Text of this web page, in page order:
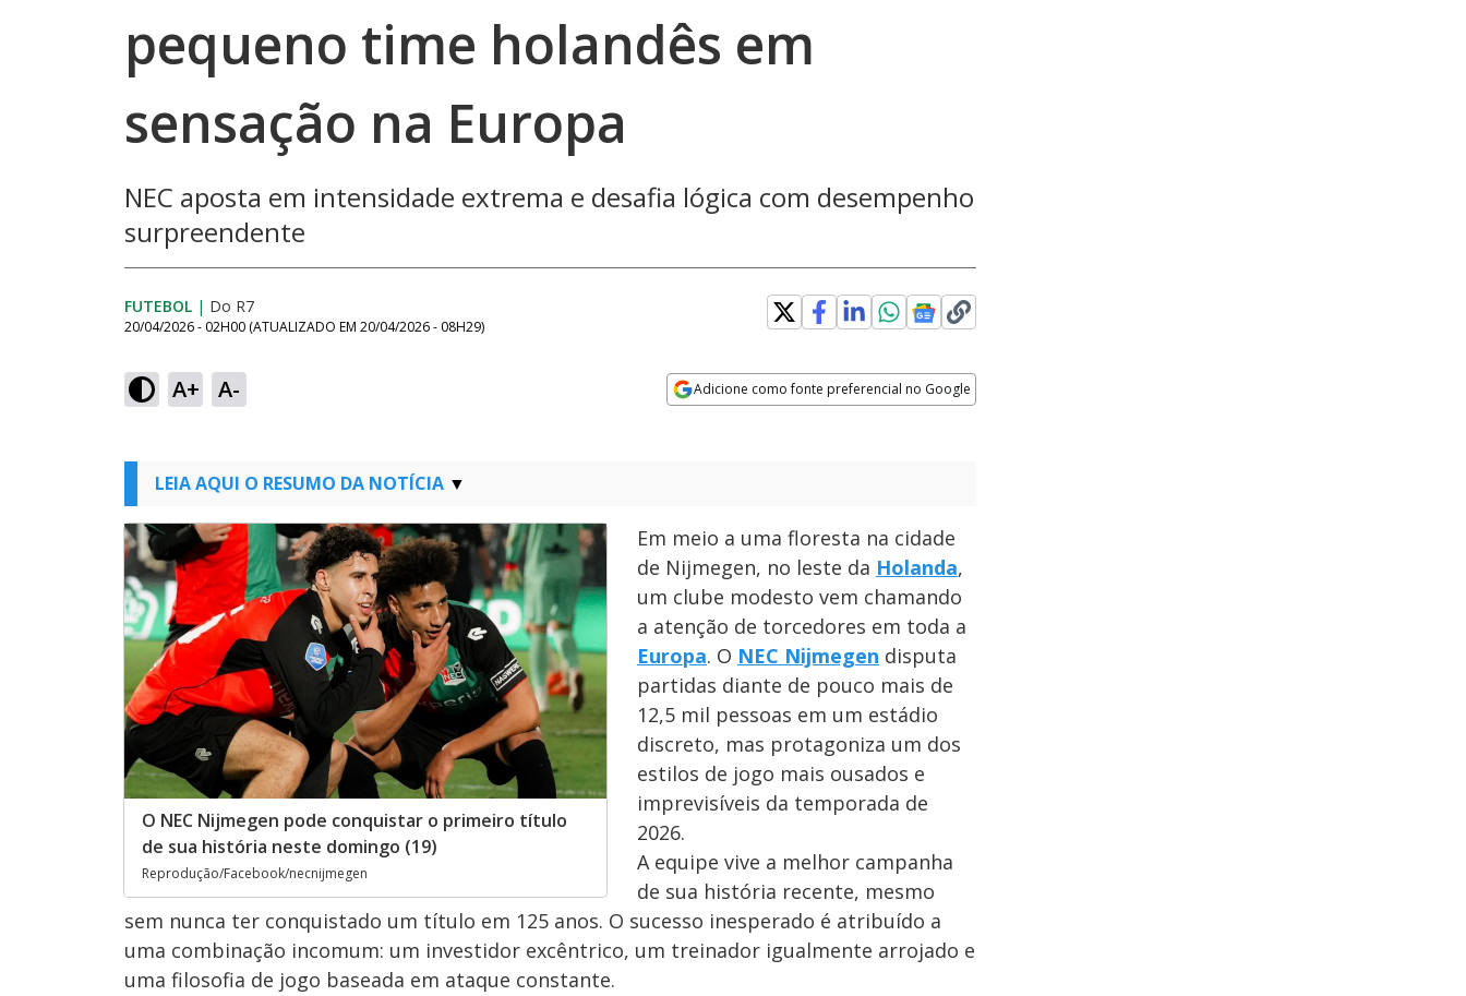
pequeno time holandês em
sensação na Europa
NEC aposta em intensidade extrema e desafia lógica com desempenho
surpreendente
FUTEBOL | Do R7
20/04/2026 - 02H00 (ATUALIZADO EM 20/04/2026 - 08H29)
A+ A- Adicione como fonte preferencial no Google
LEIA AQUI O RESUMO DA NOTÍCIA
O NEC Nijmegen pode conquistar o primeiro título
de sua história neste domingo (19)
Reprodução/Facebook/necnijmegen
Em meio a uma floresta na cidade
de Nijmegen, no leste da Holanda,
um clube modesto vem chamando
a atenção de torcedores em toda a
Europa. O NEC Nijmegen disputa
partidas diante de pouco mais de
12,5 mil pessoas em um estádio
discreto, mas protagoniza um dos
estilos de jogo mais ousados e
imprevisíveis da temporada de
2026.
A equipe vive a melhor campanha
de sua história recente, mesmo
sem nunca ter conquistado um título em 125 anos. O sucesso inesperado é atribuído a
uma combinação incomum: um investidor excêntrico, um treinador igualmente arrojado e
uma filosofia de jogo baseada em ataque constante.